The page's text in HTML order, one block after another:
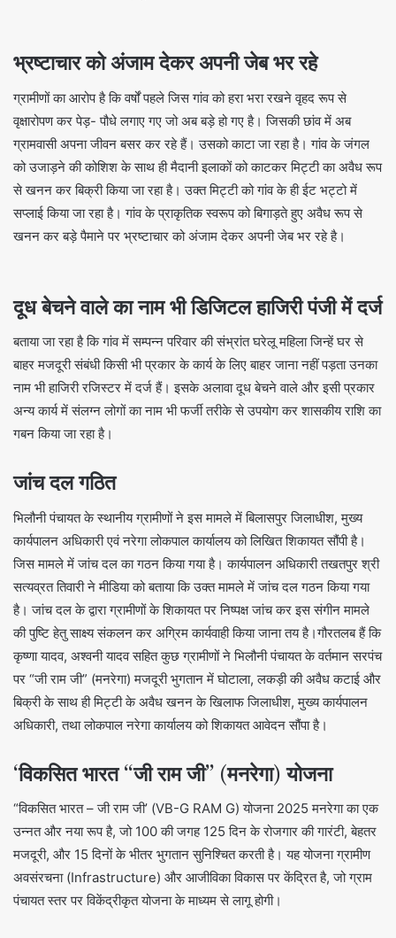
भ्रष्टाचार को अंजाम देकर अपनी जेब भर रहे
ग्रामीणों का आरोप है कि वर्षों पहले जिस गांव को हरा भरा रखने वृहद रूप से
वृक्षारोपण कर पेड़- पौधे लगाए गए जो अब बड़े हो गए है। जिसकी छांव में अब
ग्रामवासी अपना जीवन बसर कर रहे हैं। उसको काटा जा रहा है। गांव के जंगल
को उजाड़ने की कोशिश के साथ ही मैदानी इलाकों को काटकर मिट्टी का अवैध रूप
से खनन कर बिक्री किया जा रहा है। उक्त मिट्टी को गांव के ही ईट भट्टो में
सप्लाई किया जा रहा है। गांव के प्राकृतिक स्वरूप को बिगाड़ते हुए अवैध रूप से
खनन कर बड़े पैमाने पर भ्रष्टाचार को अंजाम देकर अपनी जेब भर रहे है।
दूध बेचने वाले का नाम भी डिजिटल हाजिरी पंजी में दर्ज
बताया जा रहा है कि गांव में सम्पन्न परिवार की संभ्रांत घरेलू महिला जिन्हें घर से
बाहर मजदूरी संबंधी किसी भी प्रकार के कार्य के लिए बाहर जाना नहीं पड़ता उनका
नाम भी हाजिरी रजिस्टर में दर्ज हैं। इसके अलावा दूध बेचने वाले और इसी प्रकार
अन्य कार्य में संलग्न लोगों का नाम भी फर्जी तरीके से उपयोग कर शासकीय राशि का
गबन किया जा रहा है।
जांच दल गठित
भिलौनी पंचायत के स्थानीय ग्रामीणों ने इस मामले में बिलासपुर जिलाधीश, मुख्य
कार्यपालन अधिकारी एवं नरेगा लोकपाल कार्यालय को लिखित शिकायत सौंपी है।
जिस मामले में जांच दल का गठन किया गया है। कार्यपालन अधिकारी तखतपुर श्री
सत्यव्रत तिवारी ने मीडिया को बताया कि उक्त मामले में जांच दल गठन किया गया
है। जांच दल के द्वारा ग्रामीणों के शिकायत पर निष्पक्ष जांच कर इस संगीन मामले
की पुष्टि हेतु साक्ष्य संकलन कर अग्रिम कार्यवाही किया जाना तय है।गौरतलब हैं कि
कृष्णा यादव, अश्वनी यादव सहित कुछ ग्रामीणों ने भिलौनी पंचायत के वर्तमान सरपंच
पर “जी राम जी” (मनरेगा) मजदूरी भुगतान में घोटाला, लकड़ी की अवैध कटाई और
बिक्री के साथ ही मिट्टी के अवैध खनन के खिलाफ जिलाधीश, मुख्य कार्यपालन
अधिकारी, तथा लोकपाल नरेगा कार्यालय को शिकायत आवेदन सौंपा है।
‘विकसित भारत “जी राम जी” (मनरेगा) योजना
“विकसित भारत – जी राम जी’ (VB-G RAM G) योजना 2025 मनरेगा का एक
उन्नत और नया रूप है, जो 100 की जगह 125 दिन के रोजगार की गारंटी, बेहतर
मजदूरी, और 15 दिनों के भीतर भुगतान सुनिश्चित करती है। यह योजना ग्रामीण
अवसंरचना (Infrastructure) और आजीविका विकास पर केंद्रित है, जो ग्राम
पंचायत स्तर पर विकेंद्रीकृत योजना के माध्यम से लागू होगी।